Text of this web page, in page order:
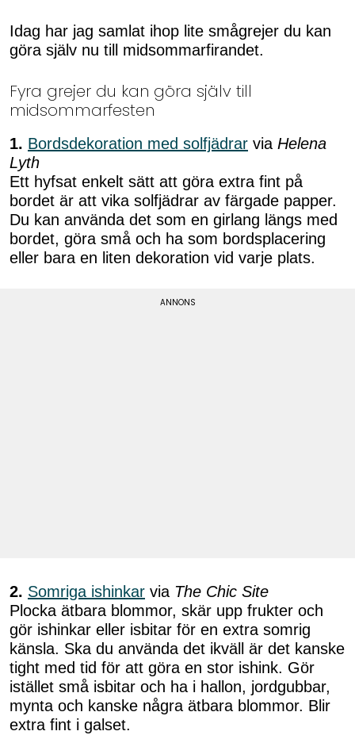
Idag har jag samlat ihop lite smågrejer du kan
göra själv nu till midsommarfirandet.
Fyra grejer du kan göra själv till
midsommarfesten
1. Bordsdekoration med solfjädrar via Helena
Lyth
Ett hyfsat enkelt sätt att göra extra fint på
bordet är att vika solfjädrar av färgade papper.
Du kan använda det som en girlang längs med
bordet, göra små och ha som bordsplacering
eller bara en liten dekoration vid varje plats.
2. Somriga ishinkar via The Chic Site
Plocka ätbara blommor, skär upp frukter och
gör ishinkar eller isbitar för en extra somrig
känsla. Ska du använda det ikväll är det kanske
tight med tid för att göra en stor ishink. Gör
istället små isbitar och ha i hallon, jordgubbar,
mynta och kanske några ätbara blommor. Blir
extra fint i galset.